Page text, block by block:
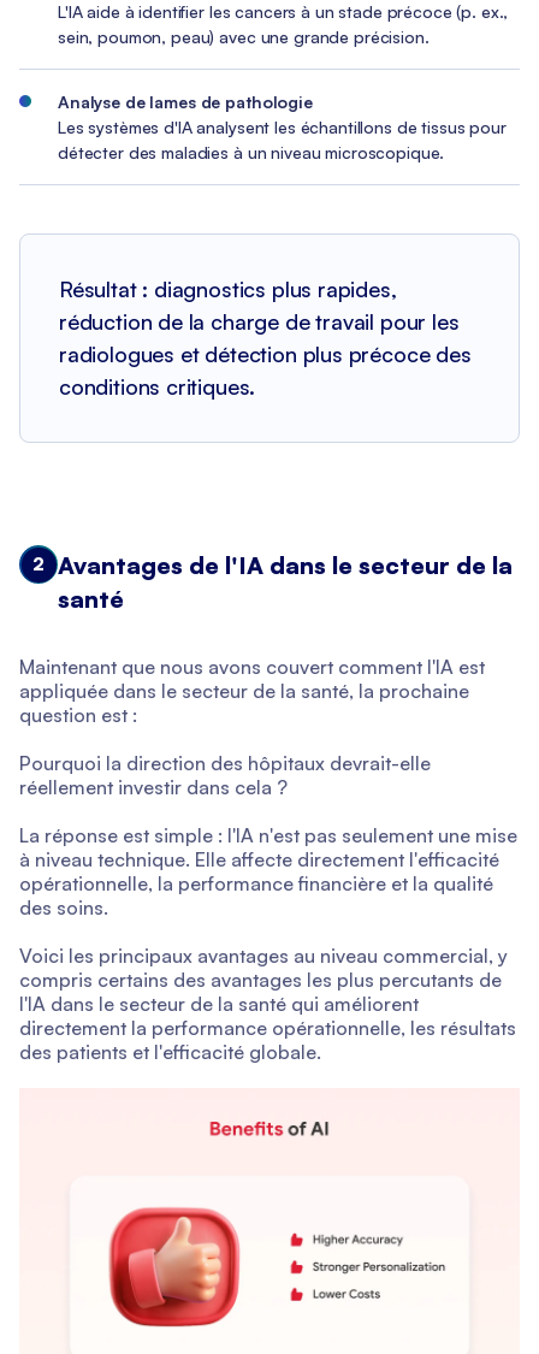
L'IA aide à identifier les cancers à un stade précoce (p. ex.,
sein, poumon, peau) avec une grande précision.
Analyse de lames de pathologie
Les systèmes d'IA analysent les échantillons de tissus pour
détecter des maladies à un niveau microscopique.
Résultat : diagnostics plus rapides,
réduction de la charge de travail pour les
radiologues et détection plus précoce des
conditions critiques.
2
Avantages de l'IA dans le secteur de la
santé
Maintenant que nous avons couvert comment l'IA est
appliquée dans le secteur de la santé, la prochaine
question est :
Pourquoi la direction des hôpitaux devrait-elle
réellement investir dans cela ?
La réponse est simple : l'IA n'est pas seulement une mise
à niveau technique. Elle affecte directement l'efficacité
opérationnelle, la performance financière et la qualité
des soins.
Voici les principaux avantages au niveau commercial, y
compris certains des avantages les plus percutants de
l'IA dans le secteur de la santé qui améliorent
directement la performance opérationnelle, les résultats
des patients et l'efficacité globale.